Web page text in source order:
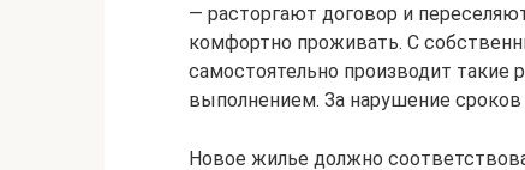
— расторгают договор и
комфортно проживать. С
самостоятельно производит такие
выполнением. За нарушение
Новое жилье должно